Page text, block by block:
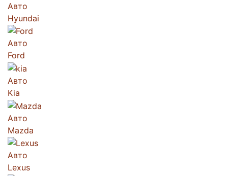
Авто
Hyundai
Авто
Ford
Авто
Kia
Авто
Mazda
Авто
Lexus